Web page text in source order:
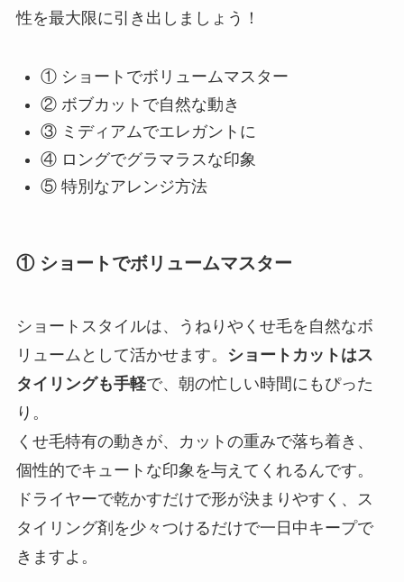
性を最大限に引き出しましょう！
① ショートでボリュームマスター
② ボブカットで自然な動き
③ ミディアムでエレガントに
④ ロングでグラマラスな印象
⑤ 特別なアレンジ方法
① ショートでボリュームマスター
ショートスタイルは、うねりやくせ毛を自然なボ
リュームとして活かせます。
ショートカットはス
タイリングも手軽で、朝の忙しい時間にもぴった
り。
くせ毛特有の動きが、カットの重みで落ち着き、
個性的でキュートな印象を与えてくれるんです。
ドライヤーで乾かすだけで形が決まりやすく、ス
タイリング剤を少々つけるだけで一日中キープで
きますよ。